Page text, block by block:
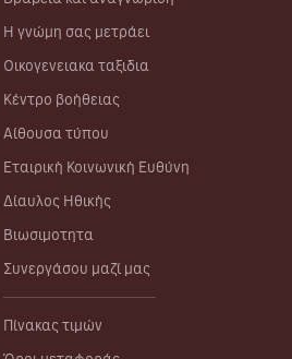
Η γνώμη σας μετράει
Οικογενειακα ταξιδια
Κέντρο βοήθειας
Αίθουσα τύπου
Εταιρική Κοινωνική Ευθύνη
Δίαυλος Ηθικής
Βιωσιμοτητα
Συνεργάσου μαζί μας
Πίνακας τιμών